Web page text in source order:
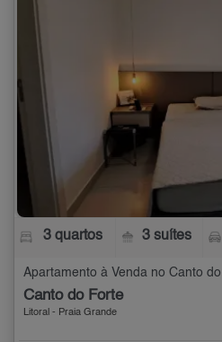
3 quartos 3 suítes
Canto do Forte
Litoral - Praia Grande